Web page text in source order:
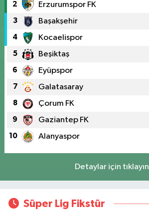
2 Erzurumspor FK
3 Başakşehir
4 Kocaelispor
5 Beşiktaş
6 Eyüpspor
7 Galatasaray
8 Çorum FK
9 Gaziantep FK
10 Alanyaspor
Detaylar için tıklayın
Süper Lig Fikstür